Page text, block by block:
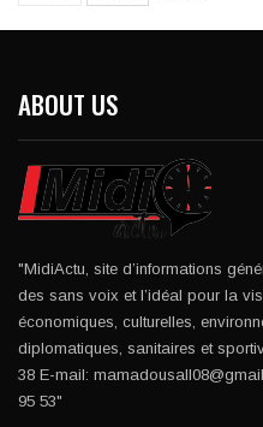
ABOUT US
"MidiActu, site d’informations
des sans voix et l’idéal pour la
économiques, culturelles,
diplomatiques, sanitaires et
38 E-mail:
95 53"